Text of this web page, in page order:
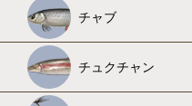
チャブ
チュクチャン